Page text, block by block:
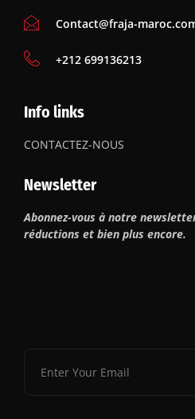
Contact@fraja-
‪+212 699136213
Info links
CONTACTEZ-NOUS
Newsletter
Abonnez-vous à notre
réductions et bien plus encore.